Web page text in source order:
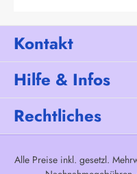
Kontakt
Hilfe & Infos
Rechtliches
Alle Preise inkl. gesetzl.